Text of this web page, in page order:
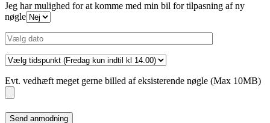
Jeg har mulighed for at komme med min bil for tilpasning af ny
nøgle
Evt. vedhæft meget gerne billed af eksisterende nøgle (Max 10MB)
Please